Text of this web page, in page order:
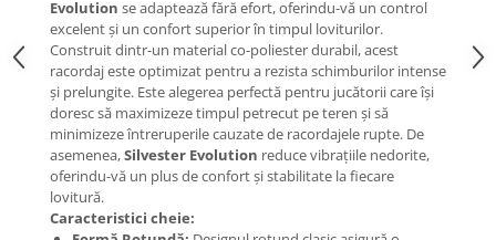
Evolution se adaptează fără efort, oferindu-vă un control
excelent și un confort superior în timpul loviturilor.
Construit dintr-un material co-poliester durabil, acest
racordaj este optimizat pentru a rezista schimburilor intense
și prelungite. Este alegerea perfectă pentru jucătorii care își
doresc să maximizeze timpul petrecut pe teren și să
minimizeze întreruperile cauzate de racordajele rupte. De
asemenea,Silvester Evolution reduce vibrațiile nedorite,
oferindu-vă un plus de confort și stabilitate la fiecare
lovitură.
Caracteristici cheie: